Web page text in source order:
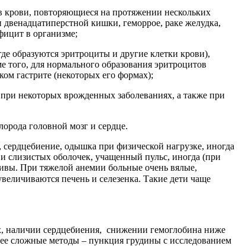
крови, повторяющиеся на протяжении нескольких
кишки, геморрое, раке желудка,
в организме;
образуются эритроциты и другие клетки крови),
для нормального образования эритроцитов
гастрите (некоторых его формах);
некоторых врожденных заболеваниях, а также при
головной мозг и сердце.
одышка при физической нагрузке, иногда
оболочек, учащенный пульс, иногда (при
При тяжелой анемии больные очень вялые,
печень и селезенка. Такие дети чаще
наличии сердцебиения, снижении гемоглобина ниже
сложные методы – пункция грудины с исследованием